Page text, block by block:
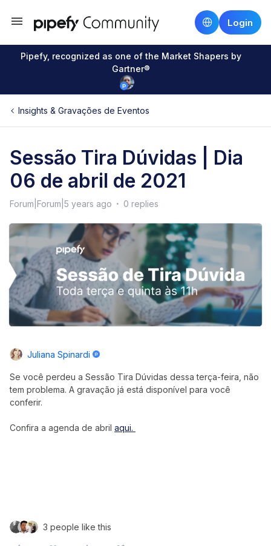
Login
Pipefy, recognized as one of the Market Shapers by
Gartner®
Insights & Gravações de Eventos
Sessão Tira Dúvidas | Dia
06 de abril de 2021
Forum|Forum|5 years ago 0 replies
Juliana Spinardi
Se você perdeu a Sessão Tira Dúvidas dessa terça-feira, não
tem problema. A gravação já está disponível para você
conferir.
Confira a agenda de abril aqui.
3 people like this